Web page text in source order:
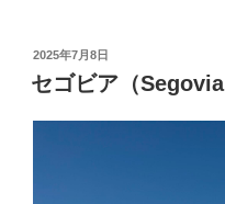
投
稿
日:
2025年7月8日
セゴビア（